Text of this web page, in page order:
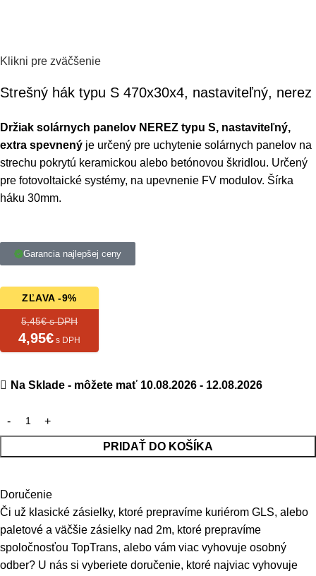
Klikni pre zväčšenie
Strešný hák typu S 470x30x4, nastaviteľný, nerez
Držiak solárnych panelov NEREZ typu S, nastaviteľný,
extra spevnený je určený pre uchytenie solárnych panelov na
strechu pokrytú keramickou alebo betónovou škridlou. Určený
pre fotovoltaické systémy, na upevnenie FV modulov. Šírka
háku 30mm.
Garancia najlepšej ceny
ZĽAVA -9%
5,45€ s DPH
4,95€ s DPH
Na Sklade - môžete mať 10.08.2026 - 12.08.2026
PRIDAŤ DO KOŠÍKA
Doručenie
Či už klasické zásielky, ktoré prepravíme kuriérom GLS, alebo
paletové a väčšie zásielky nad 2m, ktoré prepravíme
spoločnosťou TopTrans, alebo vám viac vyhovuje osobný
odber? U nás si vyberiete doručenie, ktoré najviac vyhovuje